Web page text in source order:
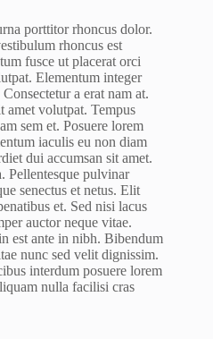
porttitor rhoncus dolor.
rhoncus est
fusce ut placerat orci
Elementum integer
a erat nam at.
amet volutpat. Tempus
sem et. Posuere lorem
iaculis eu non diam
dui accumsan sit amet.
Pellentesque pulvinar
senectus et netus. Elit
et. Sed nisi lacus
auctor neque vitae.
est ante in nibh. Bibendum
nunc sed velit dignissim.
interdum posuere lorem
nulla facilisi cras